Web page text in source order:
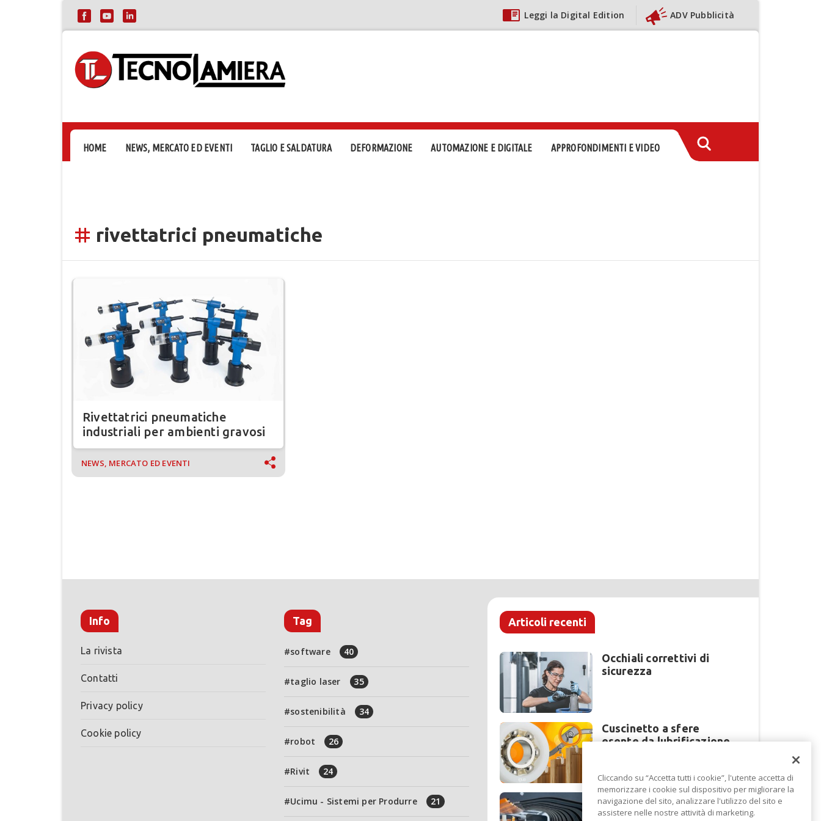
Leggi la Digital Edition ADV Pubblicità
HOME NEWS, MERCATO ED EVENTI TAGLIO E SALDATURA DEFORMAZIONE AUTOMAZIONE E DIGITALE APPROFONDIMENTI E VIDEO
tag rivettatrici pneumatiche
Rivettatrici pneumatiche
industriali per ambienti gravosi
NEWS, MERCATO ED EVENTI
Info
La rivista
Contatti
Privacy policy
Cookie policy
Tag
software 40
taglio laser 35
sostenibilità 34
robot 26
Rivit 24
Ucimu - Sistemi per Produrre 21
Articoli recenti
Occhiali correttivi di
sicurezza
Cuscinetto a sfere
esente da lubrificazione
Perché la lavorazione
lamiera cambia modello
Cliccando su “Accetta tutti i cookie”, l'utente accetta di
memorizzare i cookie sul dispositivo per migliorare la
navigazione del sito, analizzare l'utilizzo del sito e
assistere nelle nostre attività di marketing.